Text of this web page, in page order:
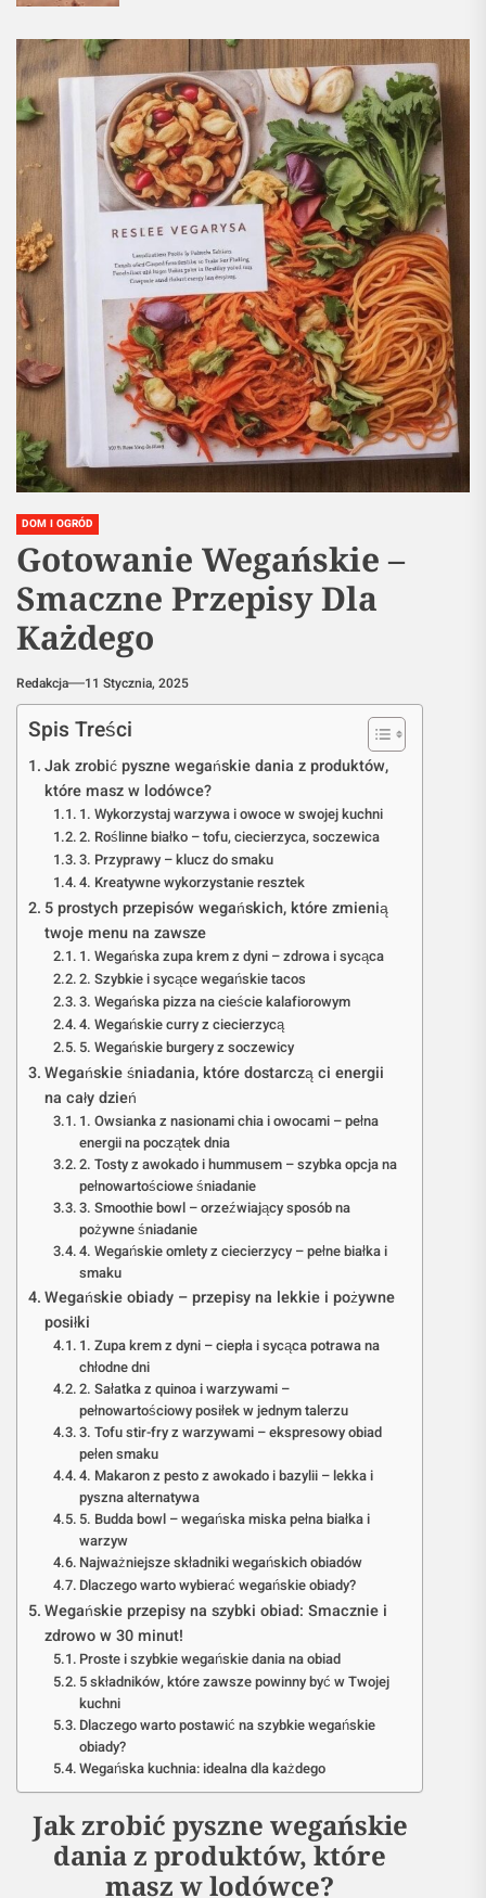
DOM I OGRÓD
Gotowanie Wegańskie –
Smaczne Przepisy Dla
Każdego
Redakcja 11 Stycznia, 2025
Spis Treści
Jak zrobić pyszne wegańskie dania z produktów,
które masz w lodówce?
1. Wykorzystaj warzywa i owoce w swojej kuchni
2. Roślinne białko – tofu, ciecierzyca, soczewica
3. Przyprawy – klucz do smaku
4. Kreatywne wykorzystanie resztek
5 prostych przepisów wegańskich, które zmienią
twoje menu na zawsze
1. Wegańska zupa krem z dyni – zdrowa i sycąca
2. Szybkie i sycące wegańskie tacos
3. Wegańska pizza na cieście kalafiorowym
4. Wegańskie curry z ciecierzycą
5. Wegańskie burgery z soczewicy
Wegańskie śniadania, które dostarczą ci energii
na cały dzień
1. Owsianka z nasionami chia i owocami – pełna
energii na początek dnia
2. Tosty z awokado i hummusem – szybka opcja na
pełnowartościowe śniadanie
3. Smoothie bowl – orzeźwiający sposób na
pożywne śniadanie
4. Wegańskie omlety z ciecierzycy – pełne białka i
smaku
Wegańskie obiady – przepisy na lekkie i pożywne
posiłki
1. Zupa krem z dyni – ciepła i sycąca potrawa na
chłodne dni
2. Sałatka z quinoa i warzywami –
pełnowartościowy posiłek w jednym talerzu
3. Tofu stir-fry z warzywami – ekspresowy obiad
pełen smaku
4. Makaron z pesto z awokado i bazylii – lekka i
pyszna alternatywa
5. Budda bowl – wegańska miska pełna białka i
warzyw
Najważniejsze składniki wegańskich obiadów
Dlaczego warto wybierać wegańskie obiady?
Wegańskie przepisy na szybki obiad: Smacznie i
zdrowo w 30 minut!
Proste i szybkie wegańskie dania na obiad
5 składników, które zawsze powinny być w Twojej
kuchni
Dlaczego warto postawić na szybkie wegańskie
obiady?
Wegańska kuchnia: idealna dla każdego
Jak zrobić pyszne wegańskie
dania z produktów, które
masz w lodówce?